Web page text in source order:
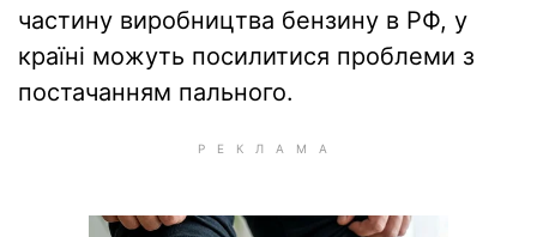
частину виробництва бензину в РФ, у
країні можуть посилитися проблеми з
постачанням пального.